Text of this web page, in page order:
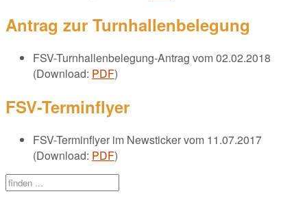
Antrag zur Turnhallenbelegung
FSV-Turnhallenbelegung-Antrag vom 02.02.2018
(Download: PDF)
FSV-Terminflyer
FSV-Terminflyer im Newsticker vom 11.07.2017
(Download: PDF)